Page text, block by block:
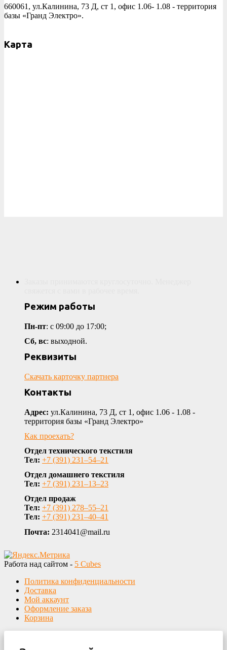
660061, ул.Калинина, 73 Д, ст 1, офис 1.06- 1.08 - территория
базы «Гранд Электро».
Карта
Режим работы
Пн-пт: с 09:00 до 17:00;
Сб, вс: выходной.
Реквизиты
Скачать карточку партнера
Контакты
Адрес: ул.Калинина, 73 Д, ст 1, офис 1.06 - 1.08 -
территория базы «Гранд Электро»
Как проехать?
Отдел технического текстиля
Тел: +7 (391) 231‒54‒21
Отдел домашнего текстиля
Тел: +7 (391) 231‒13‒23
Отдел продаж
Тел: +7 (391) 278‒55‒21
Тел: +7 (391) 231‒40‒41
Почта: 2314041@mail.ru
Работа над сайтом - 5 Cubes
Политика конфиденциальности
Доставка
Мой аккаунт
Оформление заказа
Корзина